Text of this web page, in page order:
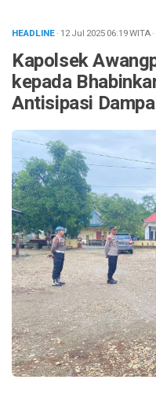
HEADLINE· 12 Jul 202506:19WITA·
Kapolsek
kepada
Antisipasi